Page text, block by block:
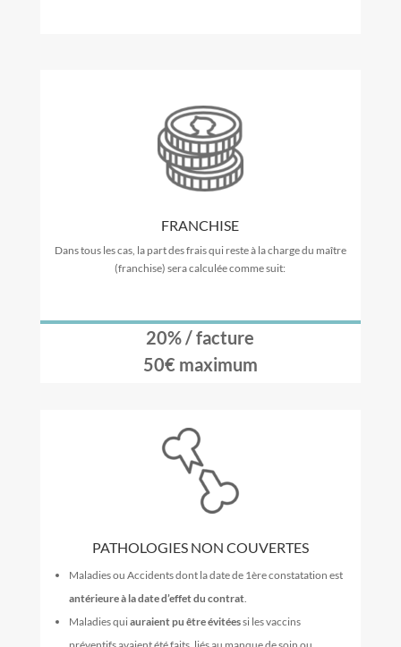
FRANCHISE
Dans tous les cas, la part des frais qui reste à la charge du maître
(franchise) sera calculée comme suit:
20% / facture
50€ maximum
PATHOLOGIES NON COUVERTES
Maladies ou Accidents dont la date de 1ère constatation est
antérieure à la date d’effet du contrat.
Maladies quiauraient pu être évitéessi les vaccins